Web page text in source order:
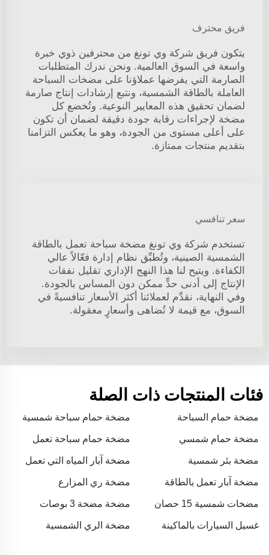
فريق محترف
يتكون فريق شركة وي تونغ من محترفين ذوي خبرة
واسعة في السوق العالمية. ونحن ندرك المتطلبات
الصارمة التي يفرضها عملاؤنا على مضخات السباحة
العاملة بالطاقة الشمسية، ونتبع إرشادات إنتاج صارمة
لضمان تحقيق هذه المعايير النوعية. وتُخضع كل
مضخة لإجراءات رقابة جودة دقيقة لضمان أن تكون
على أعلى مستوى من الجودة، وهو ما يعكس التزامنا
بتقديم منتجات ممتازة.
سعر تنافسي
تستخدم شركة وي تونغ مضخة سباحة تعمل بالطاقة
الشمسية الصينية، وتُطبِّق نظام إدارة فعّالاً عالي
الكفاءة. ويتيح لنا هذا النهج الإداري تقليل نفقات
الإنتاج إلى أدنى حدٍّ ممكن دون المساس بالجودة.
وفي النهاية، نقدِّم لعملائنا أكثر الأسعار تنافسيةً في
السوق، مع قيمة لا تُضاهى وأسعارٍ معقولة.
فئات المنتجات ذات الصلة
مضخة حمام السباحة مضخة حمام سباحة شمسية
مضخة حمام شمسي
مضخة حمام سباحة تعمل
بالطاقة الشمسية
مضخة بئر شمسية
مضخة آبار المياه التي تعمل
مضخة آبار تعمل بالطاقة
مضخة ري المزارع
مضخات شمسية 15 حصان
مضخة مضخة 3 بوصات
والبنزين
غسيل السيارات بالماكينة مضخة الري الشمسية